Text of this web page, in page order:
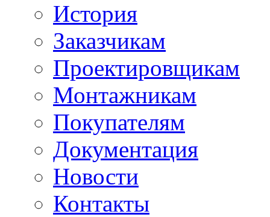
История
Заказчикам
Проектировщикам
Монтажникам
Покупателям
Документация
Новости
Контакты